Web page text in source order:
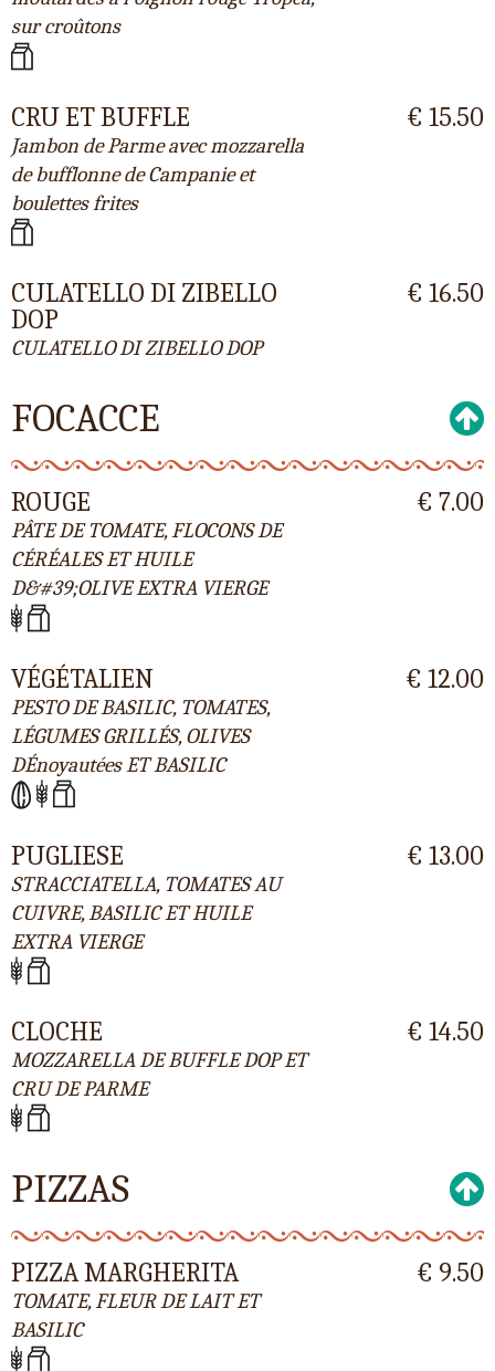
sur croûtons
CRU ET BUFFLE
Jambon de Parme avec mozzarella
de bufflonne de Campanie et
boulettes frites
€ 15.50
CULATELLO DI ZIBELLO
DOP
CULATELLO DI ZIBELLO DOP
€ 16.50
FOCACCE
ROUGE
PÂTE DE TOMATE, FLOCONS DE
CÉRÉALES ET HUILE
D&#39;OLIVE EXTRA VIERGE
€ 7.00
VÉGÉTALIEN
PESTO DE BASILIC, TOMATES,
LÉGUMES GRILLÉS, OLIVES
DÉnoyautées ET BASILIC
€ 12.00
PUGLIESE
STRACCIATELLA, TOMATES AU
CUIVRE, BASILIC ET HUILE
EXTRA VIERGE
€ 13.00
CLOCHE
MOZZARELLA DE BUFFLE DOP ET
CRU DE PARME
€ 14.50
PIZZAS
PIZZA MARGHERITA
TOMATE, FLEUR DE LAIT ET
BASILIC
€ 9.50